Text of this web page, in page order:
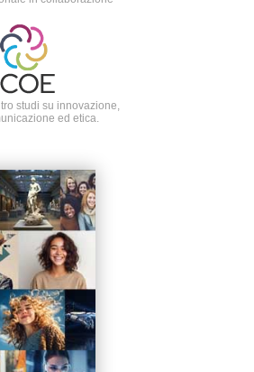
studi su innovazione,
ed etica.